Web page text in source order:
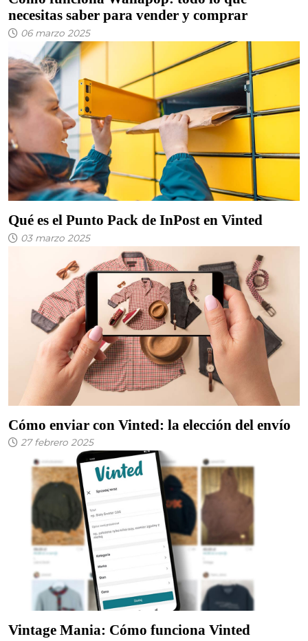
necesitas saber para vender y comprar
06 marzo 2025
Qué es el Punto Pack de InPost en Vinted
03 marzo 2025
Cómo enviar con Vinted: la elección del envío
27 febrero 2025
Vintage Mania: Cómo funciona Vinted